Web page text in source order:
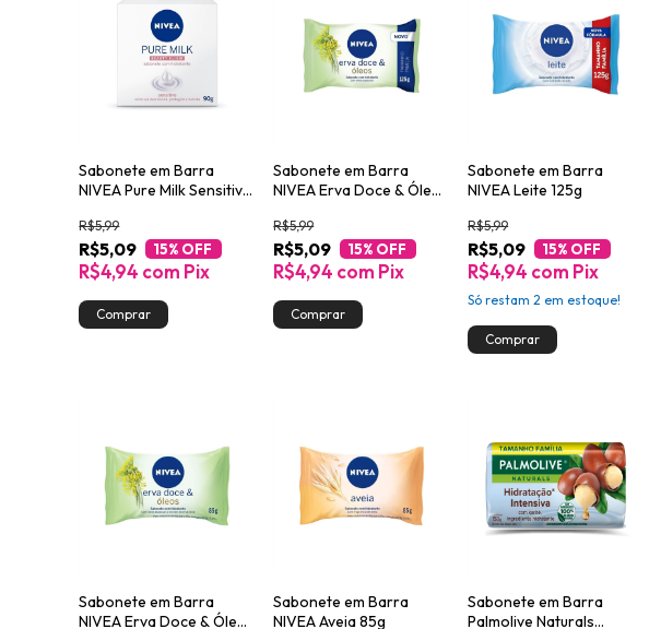
Sabonete em Barra
NIVEA Pure Milk Sensitive
R$5,09
R$5,99
15% OFF
R$4,94 com Pix
Sabonete em Barra
NIVEA Erva Doce & Óleos
R$5,09
R$5,99
15% OFF
R$4,94 com Pix
Sabonete em Barra
NIVEA Leite 125g
R$5,09
R$5,99
15% OFF
R$4,94 com Pix
Só restam2 em estoque!
Sabonete em Barra
NIVEA Erva Doce & Óleos
Sabonete em Barra
NIVEA Aveia 85g
Sabonete em Barra
Palmolive Naturals